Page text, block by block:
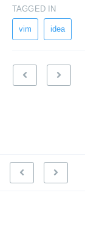
TAGGED IN
vim idea
© 2022